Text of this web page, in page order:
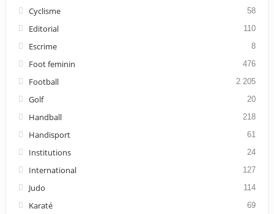
Cyclisme 58
Editorial 110
Escrime 8
Foot feminin 476
Football 2 205
Golf 20
Handball 218
Handisport 61
Institutions 24
International 127
Judo 114
Karaté 69